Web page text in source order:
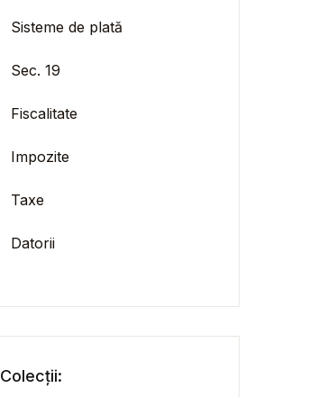
Sisteme de plată
Sec. 19
Fiscalitate
Impozite
Taxe
Datorii
Colecții: